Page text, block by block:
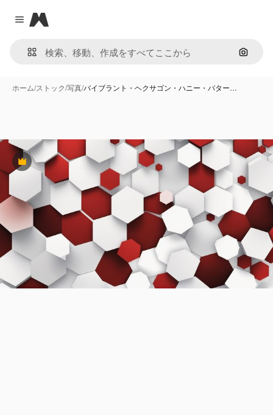
Close menu
Magnific
画像で
ホーム/ストック/写真/バイブラント・ヘクサゴン・ハニー・パター…
Premium